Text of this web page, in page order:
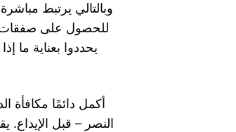
يحددوا بعناية ما
النصر – قبل